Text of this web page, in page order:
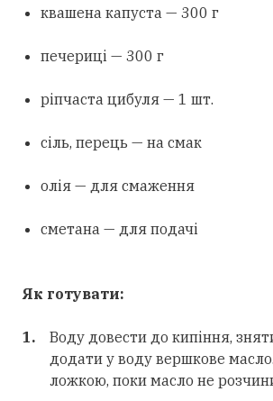
квашена капуста — 300 г
печериці — 300 г
ріпчаста цибуля — 1 шт.
сіль, перець — на смак
олія — для смаження
сметана — для подачі
Як готувати:
Воду довести до кипіння,
додати у воду вершкове
ложкою, поки масло не